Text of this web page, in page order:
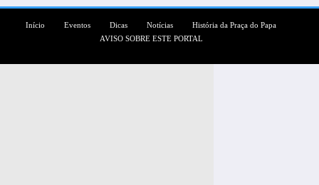
Início Eventos Dicas Notícias
História da Praça do Papa
AVISO SOBRE ESTE PORTAL